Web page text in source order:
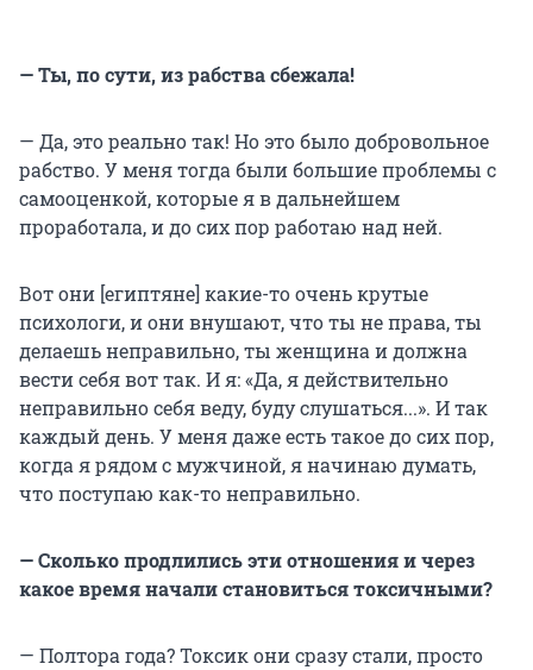
— Ты, по сути, из рабства сбежала!
— Да, это реально так! Но это было добровольное
рабство. У меня тогда были большие проблемы с
самооценкой, которые я в дальнейшем
проработала, и до сих пор работаю над ней.
Вот они [египтяне] какие-то очень крутые
психологи, и они внушают, что ты не права, ты
делаешь неправильно, ты женщина и должна
вести себя вот так. И я: «Да, я действительно
неправильно себя веду, буду слушаться...». И так
каждый день. У меня даже есть такое до сих пор,
когда я рядом с мужчиной, я начинаю думать,
что поступаю как-то неправильно.
— Сколько продлились эти отношения и через
какое время начали становиться токсичными?
— Полтора года? Токсик они сразу стали, просто